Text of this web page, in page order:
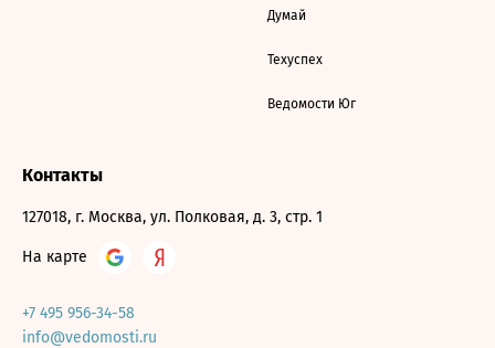
Думай
Техуспех
Ведомости Юг
Контакты
127018, г. Москва, ул. Полковая, д. 3, стр. 1
На карте
+7 495 956-34-58
info@vedomosti.ru